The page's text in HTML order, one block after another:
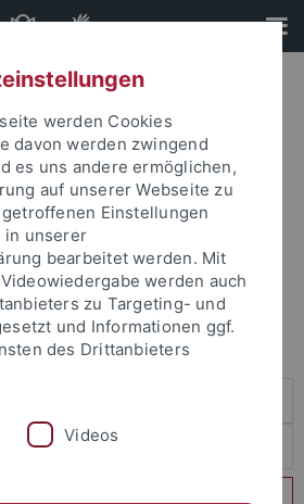
und Ihr Passwort an um sich
werden Cookies
davon werden zwingend
es uns andere ermöglichen,
auf unserer Webseite zu
Einstellungen
in unserer
bearbeitet werden. Mit
werden auch
zu Targeting- und
und Informationen ggf.
des Drittanbieters
Videos